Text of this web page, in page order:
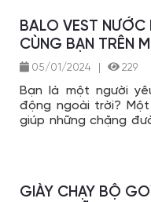
BALO VEST
CÙNG BẠN TRÊN
05/01/2024 229
Bạn là một người
động ngoài trời?
giúp những chặng
GIÀY CHẠY BỘ